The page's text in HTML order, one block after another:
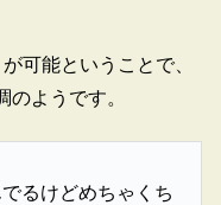
可能ということで、
ようです。
るけどめちゃくち